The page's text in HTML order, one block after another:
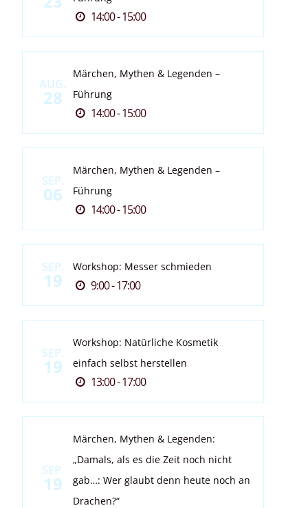
14:00 - 15:00
AUG.
28
Märchen, Mythen & Legenden –
Führung
14:00 - 15:00
SEP.
06
Märchen, Mythen & Legenden –
Führung
14:00 - 15:00
SEP.
19
Workshop: Messer schmieden
9:00 - 17:00
SEP.
19
Workshop: Natürliche Kosmetik
einfach selbst herstellen
13:00 - 17:00
SEP.
19
Märchen, Mythen & Legenden:
„Damals, als es die Zeit noch nicht
gab…: Wer glaubt denn heute noch an
Drachen?“